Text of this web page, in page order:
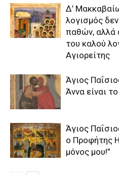
Δ’
λογισμός
παθών, αλλά
του καλού
Αγιορείτης
Άγιος
Άννα είναι
Άγιος
ο Προφήτης
μόνος μου!”